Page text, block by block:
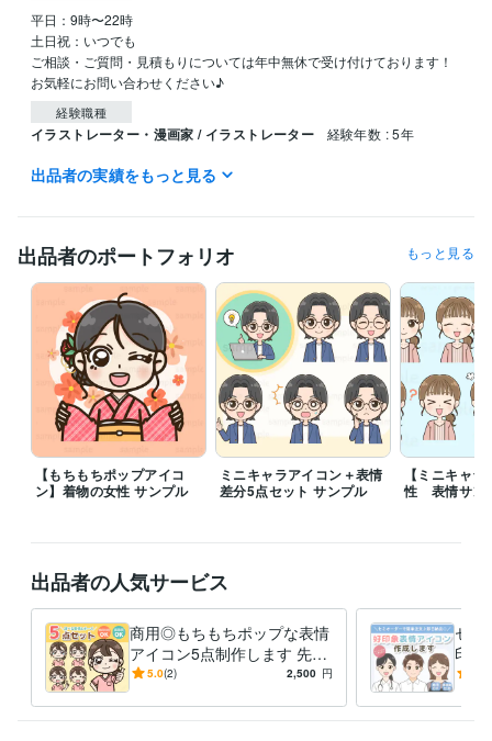
平日：9時〜22時
土日祝：いつでも
ご相談・ご質問・見積もりについては年中無休で受け付けております！
お気軽にお問い合わせください♪
経験職種
イラストレーター・漫画家 / イラストレーター 経験年数 : 5年
受賞歴
Adobe Illustrator:2年CLIP STUDIO PAINT:5年
得意分野
イラスト作成・漫画制作 表情差分セット
イラスト アイコン シンプル かわいい 挿絵 デフォルメ
セット
表情
SNSアイコン
イラスト作成・漫画制作 表情アイコン(1点)
イラスト アイコン シンプル かわいい 表情 SNSアイコン
出品者の実績をもっと見る
出品者のポートフォリオ もっと見る
【もちもちポップアイコ
ン】着物の女性 サンプル
ミニキャラアイコン＋表情
差分5点セット サンプル
【ミニキャ
性 表情サン
出品者の人気サービス
商用◎もちもちポップな表情
アイコン5点制作します 先着
3名様モニター価格でご提
5.0(2) 2,500 円
セミ
印象
K◎